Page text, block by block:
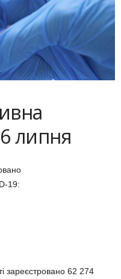
липня
19:
зареєстровано 62 274